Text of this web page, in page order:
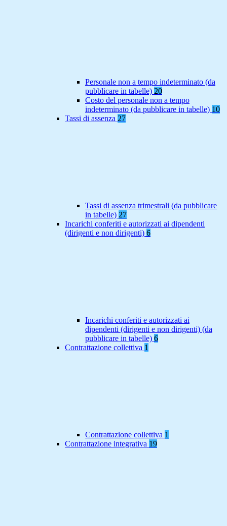
Personale non a tempo indeterminato (da
pubblicare in tabelle) 20
Costo del personale non a tempo
indeterminato (da pubblicare in tabelle) 10
Tassi di assenza 27
Tassi di assenza trimestrali (da pubblicare
in tabelle) 27
Incarichi conferiti e autorizzati ai dipendenti
(dirigenti e non dirigenti) 6
Incarichi conferiti e autorizzati ai
dipendenti (dirigenti e non dirigenti) (da
pubblicare in tabelle) 6
Contrattazione collettiva 1
Contrattazione collettiva 1
Contrattazione integrativa 19